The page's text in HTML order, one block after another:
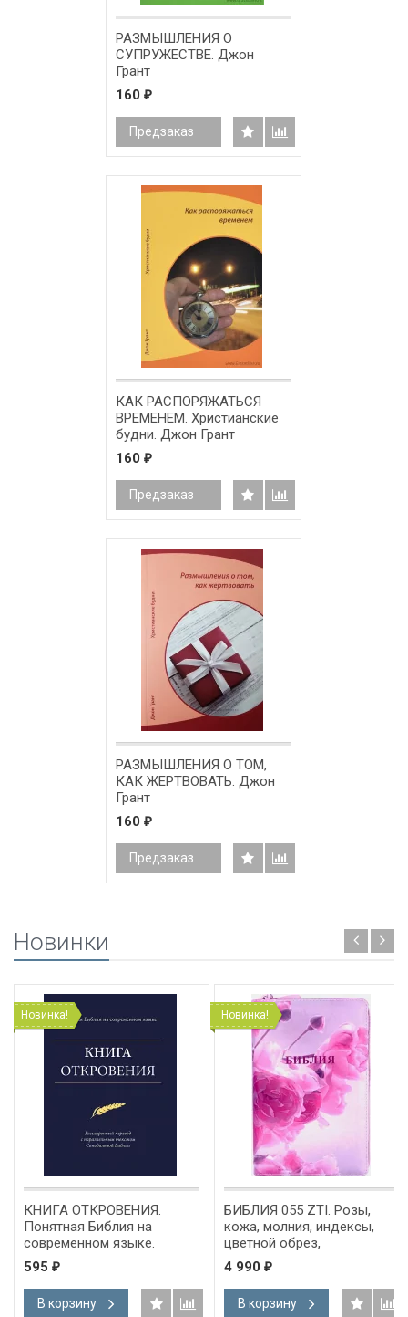
РАЗМЫШЛЕНИЯ О
СУПРУЖЕСТВЕ. Джон
Грант
160 ₽
Предзаказ
КАК РАСПОРЯЖАТЬСЯ
ВРЕМЕНЕМ. Христианские
будни. Джон Грант
160 ₽
Предзаказ
РАЗМЫШЛЕНИЯ О ТОМ,
КАК ЖЕРТВОВАТЬ. Джон
Грант
160 ₽
Предзаказ
Новинки
Новинка!
КНИГА ОТКРОВЕНИЯ.
Понятная Библия на
современном языке.
Расширенный перевод с
параллельным текстом
Синодальной Библии
595 ₽
В корзину
Новинка!
БИБЛИЯ 055 ZTI. Розы,
кожа, молния, индексы,
цветной обрез,
параллельные места,
закладки /220х145/
4 990 ₽
В корзину